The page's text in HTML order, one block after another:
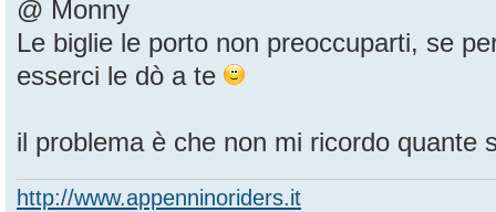
@ Monny
Le biglie le porto non preoccuparti, se
esserci le dò a te
il problema è che non mi ricordo quante
http://www.appenninoriders.it